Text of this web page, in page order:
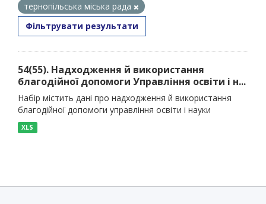
тернопільська міська рада
Фільтрувати результати
54(55). Надходження й використання
благодійної допомоги Управління освіти і н...
Набір містить дані про надходження й використання
благодійної допомоги управління освіти і науки
XLS